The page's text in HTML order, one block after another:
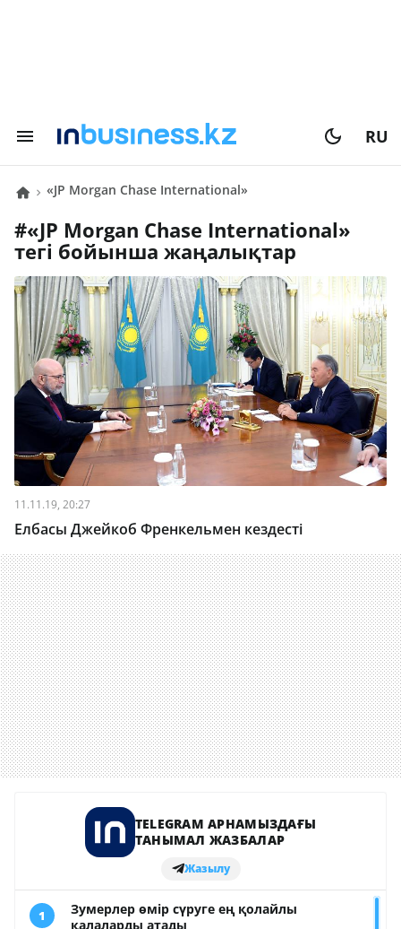
RU
«JP Morgan Chase International»
#
«JP Morgan Chase International»
тегі бойынша жаңалықтар
11.11.19, 20:27
Елбасы Джейкоб Френкельмен кездесті